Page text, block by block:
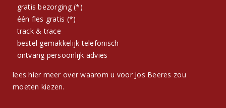
gratis bezorging (*)
één fles gratis (*)
track & trace
bestel gemakkelijk telefonisch
ontvang persoonlijk advies
lees hier meer over waarom u voor Jos Beeres zou
moeten kiezen.